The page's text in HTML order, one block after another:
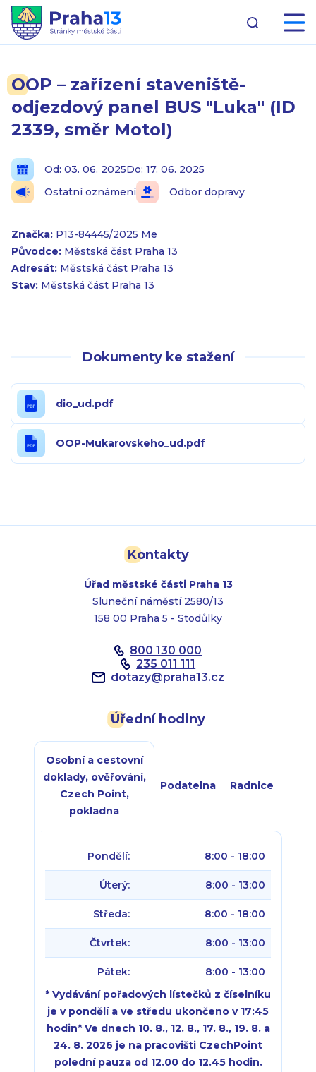
OOP – zařízení staveniště-
odjezdový panel BUS "Luka" (ID
2339, směr Motol)
Od: 03. 06. 2025Do: 17. 06. 2025
Ostatní oznámení
Odbor dopravy
Značka: P13-84445/2025 Me
Původce: Městská část Praha 13
Adresát: Městská část Praha 13
Stav: Městská část Praha 13
Dokumenty ke stažení
dio_ud.pdf
OOP-Mukarovskeho_ud.pdf
Kontakty
Úřad městské části Praha 13
Sluneční náměstí 2580/13
158 00 Praha 5 - Stodůlky
800 130 000
235 011 111
dotazy@praha13.cz
Úřední hodiny
Osobní a cestovní
doklady, ověřování,
Czech Point,
pokladna
Podatelna Radnice
Pondělí: 8:00 - 18:00
Úterý: 8:00 - 13:00
Středa: 8:00 - 18:00
Čtvrtek: 8:00 - 13:00
Pátek:
8:00 - 13:00
* Vydávání pořadových lístečků z číselníku
je v pondělí a ve středu ukončeno v 17:45
hodin* Ve dnech 10. 8., 12. 8., 17. 8., 19. 8. a
24. 8. 2026 je na pracovišti CzechPoint
polední pauza od 12.00 do 12.45 hodin.